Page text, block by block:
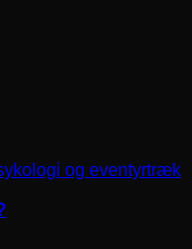
og eventyrtræk